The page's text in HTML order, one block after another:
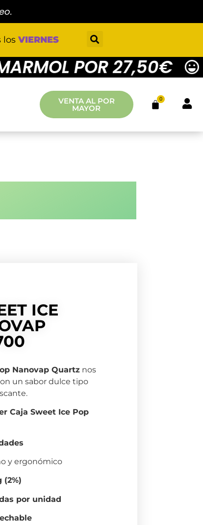
losVIERNES
POR 27,50€ 4
VENTA AL POR
MAYOR
0
ICE
Nanovap Quartz nos
un sabor dulce tipo
Caja Sweet Ice Pop
y ergonómico
(2%)
por unidad